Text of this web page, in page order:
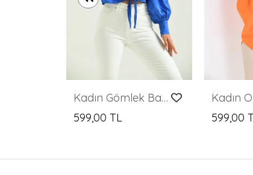
Kadın Gömlek Balon Kol Belden Bağlamalı Kadın Gömlek Saks - T030
599,00 TL
599,00